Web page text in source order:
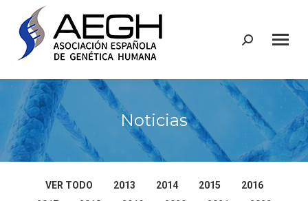
Buscar:
Noticias
VER TODO 2013 2014 2015
2016